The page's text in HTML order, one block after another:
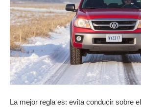
La mejor regla es: evita conducir sobre